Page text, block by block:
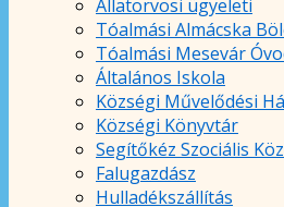
Állatorvosi ügyeleti
Tóalmási Almácska
Tóalmási Mesevár
Általános Iskola
Községi Művelődési
Községi Könyvtár
Segítőkéz Szociális
Falugazdász
Hulladékszállítás